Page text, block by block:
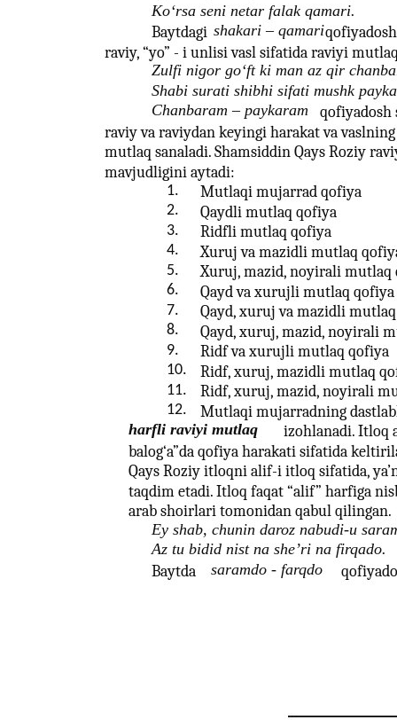
Ko‘rsa seni netar falak qamari.
Baytdagi shakari – qamari
raviy, “yo” - i unlisi vasl sifatida raviyi
Zulfi nigor go‘ft ki man az qir
Shabi surati shibhi sifati mushk
Chanbaram – paykaram
qofiyadosh
raviy va raviydan keyingi harakat va
mutlaq sanaladi. Shamsiddin Qays Roziy
mavjudligini aytadi:
1. Mutlaqi mujarrad qofiya
2. Qaydli mutlaq qofiya
3. Ridfli mutlaq qofiya
4. Xuruj va mazidli mutlaq
5. Xuruj, mazid, noyirali mutlaq
6. Qayd va xurujli mutlaq qofiya
7. Qayd, xuruj va mazidli
8. Qayd, xuruj, mazid, noyirali
9. Ridf va xurujli mutlaq qofiya
10. Ridf, xuruj, mazidli mutlaq
11. Ridf, xuruj, mazid, noyirali
12. Mutlaqi mujarradning
harfli raviyi mutlaq
izohlanadi. Itloq
balog‘a”da qofiya harakati sifatida
Qays Roziy itloqni alif-i itloq sifatida,
taqdim etadi. Itloq faqat “alif” harfiga
arab shoirlari tomonidan qabul qilingan.
Ey shab, chunin daroz nabudi-u
Az tu bidid nist na she’ri na firqado.
Baytda saramdo - farqdo